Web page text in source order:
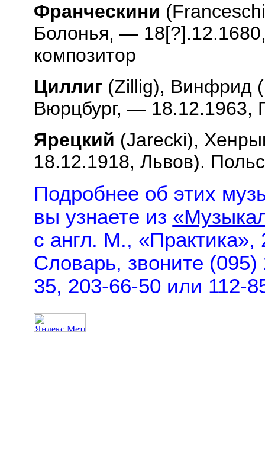
Франческини (
Болонья, —
композитор
Циллиг (Zillig), Винфрид
Вюрцбург, — 18.12.1963,
Ярецкий (Jarecki),
18.12.1918, Львов).
Подробнее об этих
вы узнаете из
с англ. М.,
Словарь, звоните
35, 203-66-50 или 112-